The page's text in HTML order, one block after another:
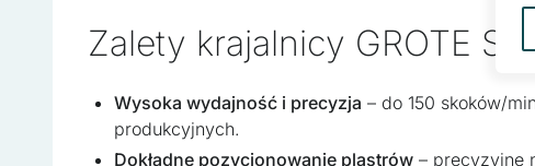
Zalety krajalnicy GROTE S/
Wysoka wydajność i precyzja – do 150 skoków/
produkcyjnych.
Dokładne pozycjonowanie plastrów – precyzyjne
Marketingowe pliki cookie
wydawców i reklamodawców